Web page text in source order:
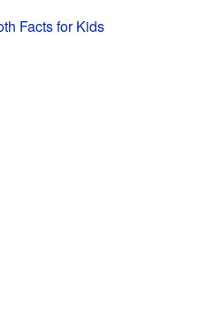
Facts for Kids